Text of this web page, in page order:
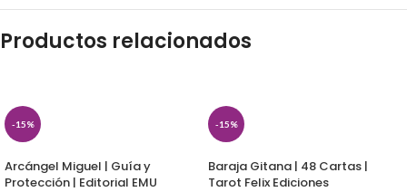
Productos relacionados
-15%
Arcángel Miguel | Guía y
Protección | Editorial EMU
-15%
Baraja Gitana | 48 Cartas |
Tarot Felix Ediciones